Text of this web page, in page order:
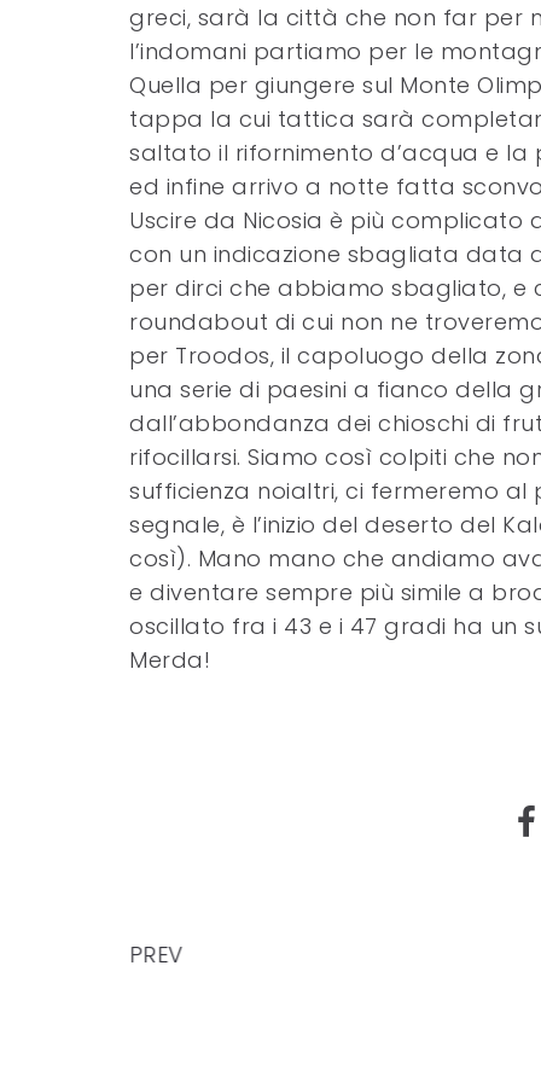
greci, sarà la città che non far per
l’indomani partiamo per le
Quella per giungere sul Monte
tappa la cui tattica sarà
saltato il rifornimento d’acqua e
ed infine arrivo a notte fatta
Uscire da Nicosia è più complicato
con un indicazione sbagliata data
per dirci che abbiamo sbagliato,
roundabout di cui non ne
per Troodos, il capoluogo della
una serie di paesini a fianco della
dall’abbondanza dei chioschi di
rifocillarsi. Siamo così colpiti che
sufficienza noialtri, ci fermeremo al
segnale, è l’inizio del deserto del
così). Mano mano che andiamo
e diventare sempre più simile a
oscillato fra i 43 e i 47 gradi ha un
Merda!
PREV